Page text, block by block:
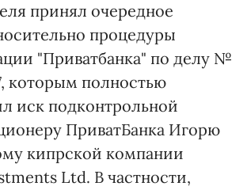
принял очередное
процедуры
"Приватбанка" по делу №
которым полностью
иск подконтрольной
ПриватБанка Игорю
кипрской компании
Ltd. В частности,